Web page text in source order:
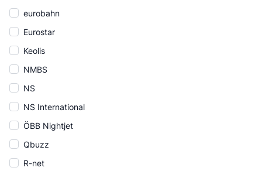
eurobahn
Eurostar
Keolis
NMBS
NS
NS International
ÖBB Nightjet
Qbuzz
R-net